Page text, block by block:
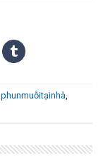
phunmuỗitạinhà,